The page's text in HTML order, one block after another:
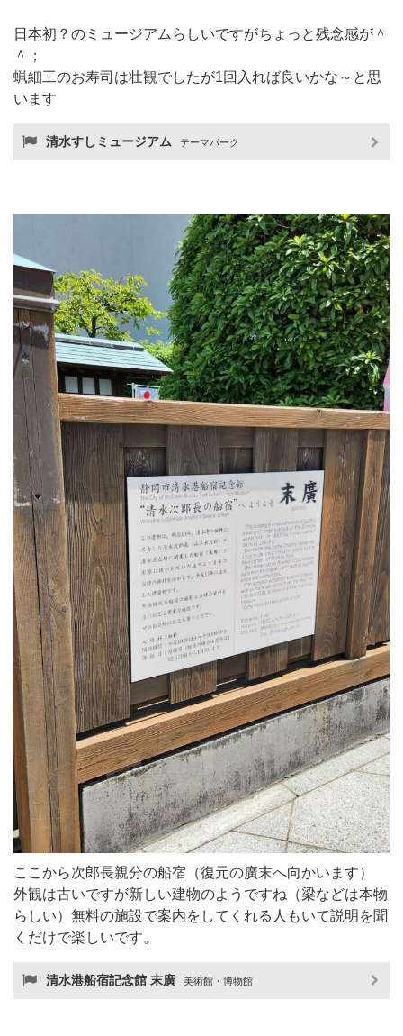
日本初？のミュージアムらしいですがちょっと残念感が＾
＾；
蝋細工のお寿司は壮観でしたが1回入れば良いかな～と思
います
清水すしミュージアム テーマパーク
ここから次郎長親分の船宿（復元の廣末へ向かいます）
外観は古いですが新しい建物のようですね（梁などは本物
らしい）無料の施設で案内をしてくれる人もいて説明を聞
くだけで楽しいです。
清水港船宿記念館 末廣 美術館・博物館